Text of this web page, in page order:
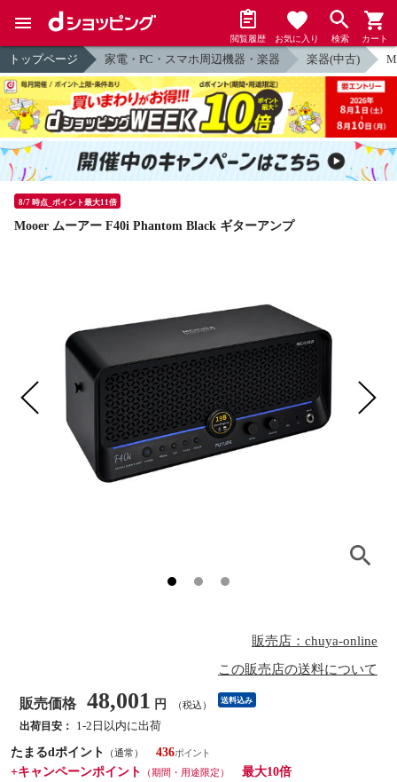
閲覧履歴 お気に入り 検索 カート
トップページ 家電・PC・スマホ周辺機器・楽器 楽器(中古)
8/7 時点_ポイント最大11倍
Mooer ムーアー F40i Phantom Black ギターアンプ
販売店：chuya-online
この販売店の送料について
販売価格 48,001 円 （税込） 送料込み
出荷目安：
1-2日以内に出荷
たまるdポイント
（通常）
436
+キャンペーンポイント
（期間・用途限定）
最大10倍